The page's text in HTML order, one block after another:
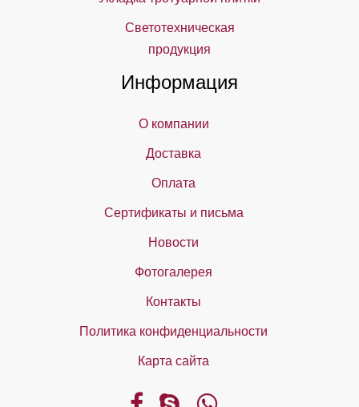
Светотехническая
продукция
Информация
О компании
Доставка
Оплата
Сертификаты и письма
Новости
Фотогалерея
Контакты
Политика конфиденциальности
Карта сайта